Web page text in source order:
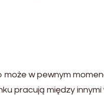
może w pewnym
pracują między